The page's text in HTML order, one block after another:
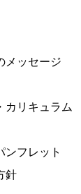
メッセージ
カリキュラム
ンフレット
針